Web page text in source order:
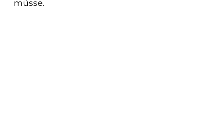
müsse.